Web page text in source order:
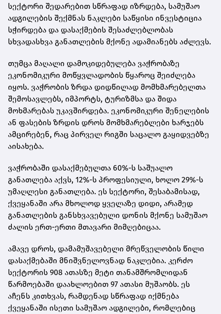
სექტორი შედარებით სწრაფად იზრდება, სამუშაო
ადგილების შექმნას ნაკლები საწყისი ინვესტიცია
სჭირდება და დასაქმების შესაძლებლობას
სხვადასხვა განათლების მქონე ადამიანებს აძლევს.
თუმცა მაღალი დამოკიდებულება ვაჭრობაზე
ეკონომიკური მოწყვლადობის წყაროც შეიძლება
იყოს. ვაჭრობის ზრდა დიდწილად მომხმარებელთა
შემოსავლებს, იმპორტს, ტურიზმსა და შიდა
მოხმარებას უკავშირდება. ეკონომიკური შენელების
ან ფასების ზრდის დროს მომხმარებლები ხარჯებს
ამცირებენ, რაც პირველ რიგში საცალო გაყიდვებზე
აისახება.
ვაჭრობაში დასაქმებულთა 60%-ს საშუალო
განათლება აქვს, 12%-ს პროფესიული, ხოლო 29%-ს
უმაღლესი განათლება. ეს სექტორი, შესაბამისად,
ქვეყანაში არა მხოლოდ ყველაზე დიდი, არამედ
განათლების განსხვავებული დონის მქონე სამუშაო
ძალის ერთ-ერთი მთავარი მიმღებიცაა.
ამავე დროს, დამამუშავებელი მრეწველობის წილი
დასაქმებაში მნიშვნელოვნად ნაკლებია. კერძო
სექტორის 908 ათასზე მეტი თანამშრომლიდან
წარმოებაში დაახლოებით 97 ათასი მუშაობს. ეს
აჩენს კითხვას, რამდენად სწრაფად იქმნება
ქვეყანაში ისეთი სამუშაო ადგილები, რომლებიც